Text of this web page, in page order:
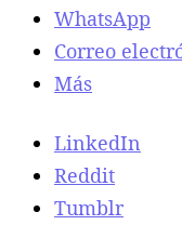
WhatsApp
Correo
Más
LinkedIn
Reddit
Tumblr